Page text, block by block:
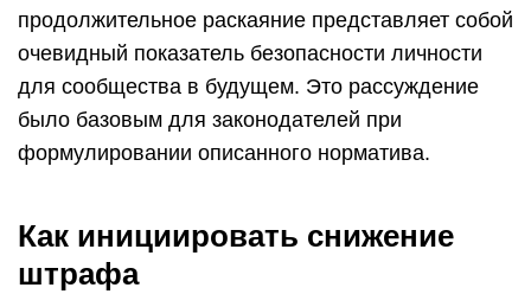
продолжительное раскаяние представляет собой
очевидный показатель безопасности личности
для сообщества в будущем. Это рассуждение
было базовым для законодателей при
формулировании описанного норматива.
Как инициировать снижение
штрафа